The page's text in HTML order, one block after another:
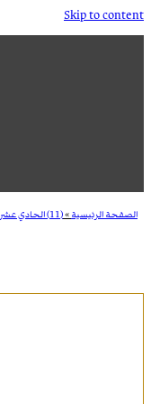
Skip to content
الصفحة الرئيسية»(11) الحادي عشر